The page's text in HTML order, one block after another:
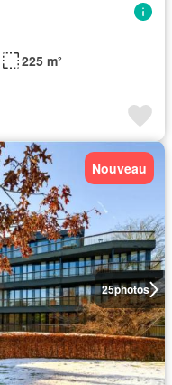
225 m²
25photos
Nouveau